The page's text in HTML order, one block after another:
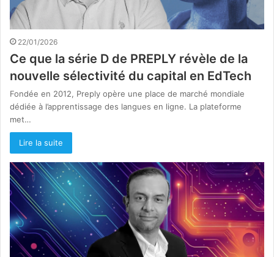
22/01/2026
Ce que la série D de PREPLY révèle de la
nouvelle sélectivité du capital en EdTech
Fondée en 2012, Preply opère une place de marché mondiale
dédiée à l’apprentissage des langues en ligne. La plateforme
met…
Lire la suite